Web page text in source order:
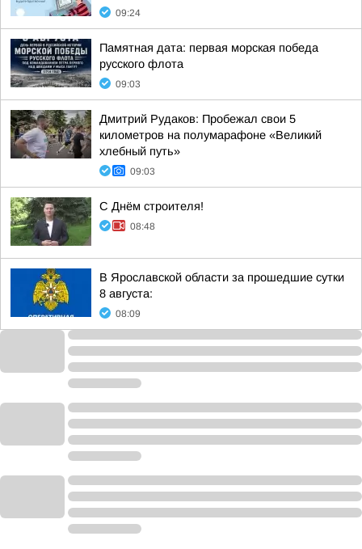
09:24
Памятная дата: первая морская победа
русского флота
09:03
Дмитрий Рудаков: Пробежал свои 5
километров на полумарафоне «Великий
хлебный путь»
09:03
С Днём строителя!
08:48
В Ярославской области за прошедшие сутки
8 августа:
08:09